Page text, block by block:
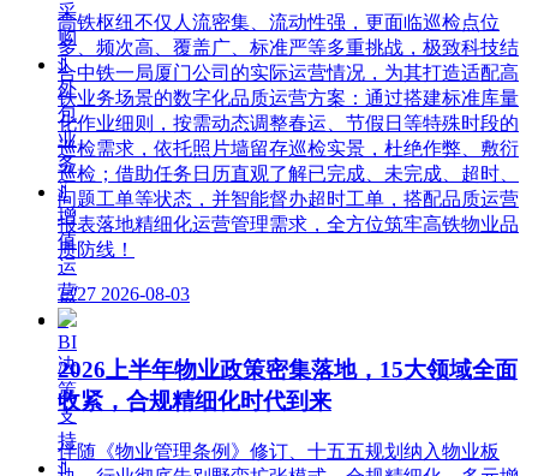
采
购
ꀉ
外
包
业
务
ꀉ
增
值
运
营
ꀉ
BI
决
策
支
持
ꀉ
高铁枢纽不仅人流密集、流动性强，更面临巡检点位
多、频次高、覆盖广、标准严等多重挑战，极致科技结
合中铁一局厦门公司的实际运营情况，为其打造适配高
铁业务场景的数字化品质运营方案：通过搭建标准库量
化作业细则，按需动态调整春运、节假日等特殊时段的
巡检需求，依托照片墙留存巡检实景，杜绝作弊、敷衍
巡检；借助任务日历直观了解已完成、未完成、超时、
问题工单等状态，并智能督办超时工单，搭配品质运营
报表落地精细化运营管理需求，全方位筑牢高铁物业品
质防线！
넶27 2026-08-03
2026上半年物业政策密集落地，15大领域全面
收紧，合规精细化时代到来
伴随《物业管理条例》修订、十五五规划纳入物业板